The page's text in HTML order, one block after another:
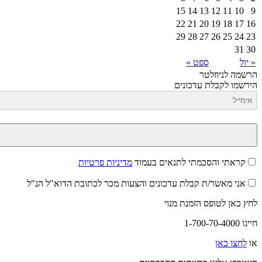
9
10
11
12
13
14
15
16
17
18
19
20
21
22
23
24
25
26
27
28
29
30
31
« יול
ספט »
הרשמה לניוזלטר
הירשמו לקבלת עדכונים
קראתי והסכמתי לתנאים בעמוד מדיניות פרטיות
אני מאשר/ת קבלת עדכונים והצעות מכר לכתובת הדוא"ל הנ"ל
לחץ כאן לטופס הזמנת מנוי
חייגו 1-700-70-4000
או לחצו כאן